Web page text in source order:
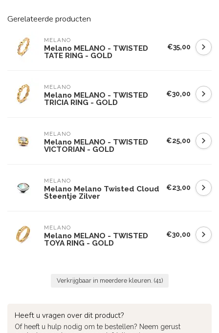
Gerelateerde producten
MELANO
Melano MELANO - TWISTED
TATE RING - GOLD
€35,00
MELANO
Melano MELANO - TWISTED
TRICIA RING - GOLD
€30,00
MELANO
Melano MELANO - TWISTED
VICTORIAN - GOLD
€25,00
MELANO
Melano Melano Twisted Cloud
Steentje Zilver
€23,00
MELANO
Melano MELANO - TWISTED
TOYA RING - GOLD
€30,00
Verkrijgbaar in meerdere kleuren. (41)
Heeft u vragen over dit product?
Of heeft u hulp nodig om te bestellen? Neem gerust